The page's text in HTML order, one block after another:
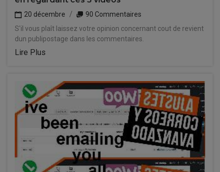
20 décembre
90 Commentaires
S'il vous plaît laissez votre opinion concernant cout de revient
dun publipostage dans les commentaires.
Lire Plus